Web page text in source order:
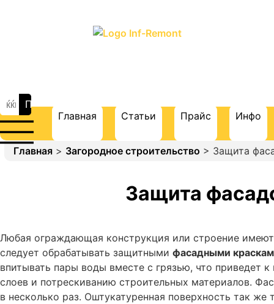
Главная Статьи Прайс Инфо
Главная > Загородное строительство > Защита
Защита
Любая ограждающая конструкция или строение
следует обрабатывать защитными фасадными
впитывать пары воды вместе с грязью, что приведет
слоев и потрескиванию строительных материалов.
в несколько раз. Оштукатуренная поверхность так